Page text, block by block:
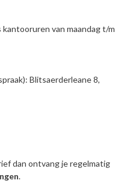
van maandag t/m
Blitsaerderleane 8,
dan ontvang je regelmatig
.